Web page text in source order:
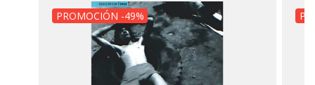
PROMOCIÓN -49%